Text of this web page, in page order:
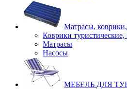
Матрасы,
Коврики туристические,
Матрасы
Насосы
МЕБЕЛЬ ДЛЯ